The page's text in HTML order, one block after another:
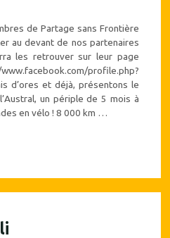
de Partage sans Frontière
au devant de nos partenaires
les retrouver sur leur page
profile.php?
d’ores et déjà, présentons le
un périple de 5 mois à
en vélo ! 8 000 km …